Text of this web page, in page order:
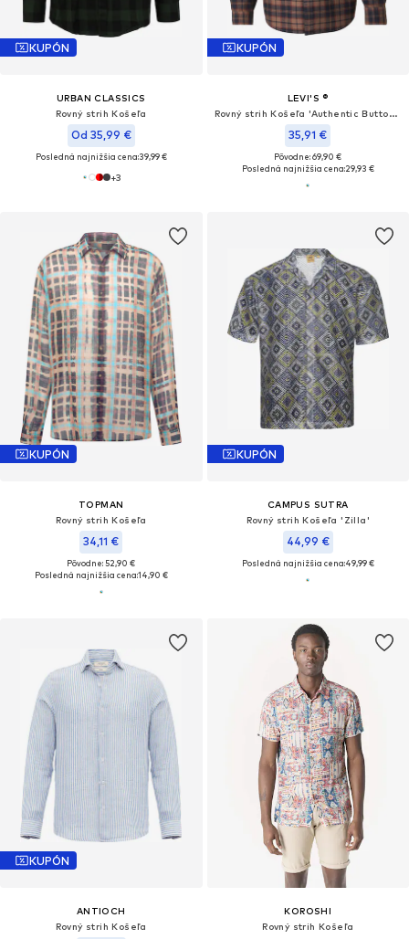
KUPÓN
URBAN CLASSICS
Rovný strih Košeľa
Od 35,99 €
Posledná najnižšia cena:39,99 €
+3
KUPÓN
LEVI'S ®
Rovný strih Košeľa 'Authentic Button Down Shirt'
35,91 €
Pôvodne: 69,90 €
Posledná najnižšia cena:29,93 €
KUPÓN
TOPMAN
Rovný strih Košeľa
34,11 €
Pôvodne: 52,90 €
Posledná najnižšia cena:14,90 €
KUPÓN
CAMPUS SUTRA
Rovný strih Košeľa 'Zilla'
44,99 €
Posledná najnižšia cena:49,99 €
KUPÓN
ANTIOCH
Rovný strih Košeľa
KOROSHI
Rovný strih Košeľa